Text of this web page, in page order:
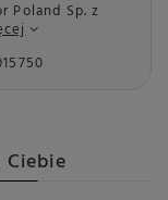
Poland Sp. z